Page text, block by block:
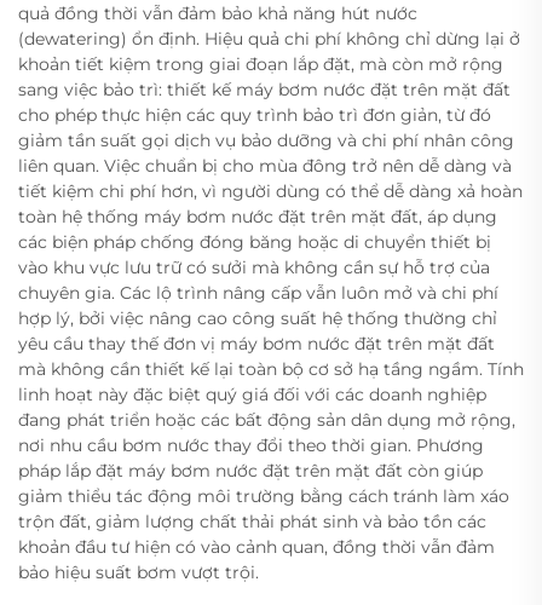
quả đồng thời vẫn đảm bảo khả năng hút nước
(dewatering) ổn định. Hiệu quả chi phí không chỉ dừng lại ở
khoản tiết kiệm trong giai đoạn lắp đặt, mà còn mở rộng
sang việc bảo trì: thiết kế máy bơm nước đặt trên mặt đất
cho phép thực hiện các quy trình bảo trì đơn giản, từ đó
giảm tần suất gọi dịch vụ bảo dưỡng và chi phí nhân công
liên quan. Việc chuẩn bị cho mùa đông trở nên dễ dàng và
tiết kiệm chi phí hơn, vì người dùng có thể dễ dàng xả hoàn
toàn hệ thống máy bơm nước đặt trên mặt đất, áp dụng
các biện pháp chống đóng băng hoặc di chuyển thiết bị
vào khu vực lưu trữ có sưởi mà không cần sự hỗ trợ của
chuyên gia. Các lộ trình nâng cấp vẫn luôn mở và chi phí
hợp lý, bởi việc nâng cao công suất hệ thống thường chỉ
yêu cầu thay thế đơn vị máy bơm nước đặt trên mặt đất
mà không cần thiết kế lại toàn bộ cơ sở hạ tầng ngầm. Tính
linh hoạt này đặc biệt quý giá đối với các doanh nghiệp
đang phát triển hoặc các bất động sản dân dụng mở rộng,
nơi nhu cầu bơm nước thay đổi theo thời gian. Phương
pháp lắp đặt máy bơm nước đặt trên mặt đất còn giúp
giảm thiểu tác động môi trường bằng cách tránh làm xáo
trộn đất, giảm lượng chất thải phát sinh và bảo tồn các
khoản đầu tư hiện có vào cảnh quan, đồng thời vẫn đảm
bảo hiệu suất bơm vượt trội.